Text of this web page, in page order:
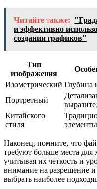
Читайте также:
и эффективно
создании графиков"
Тип
изображения
Изометрический Глубина
Портретный
Китайского
стиля
элементы
Наконец, помните, что
требуют больше места для
учитывая их четкость и
внимание на разрешение
выбрать наиболее